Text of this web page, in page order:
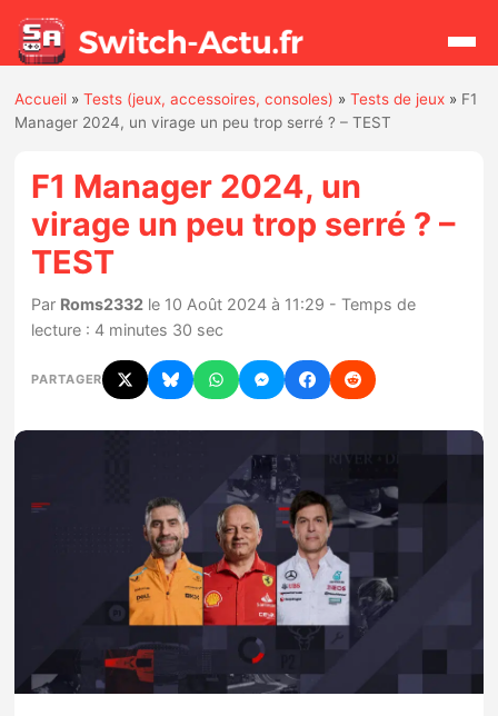
Rechercher
Actualités
Jeux
Hardware
Mises à jour
Chiffres de ventes
Nintendo Direct
Tests et previews
Tests de jeux
Accueil »Tests (jeux, accessoires, consoles) »Tests de jeux » F1
Manager 2024, un virage un peu trop serré ? – TEST
F1 Manager 2024, un
virage un peu trop serré ? –
TEST
Par Roms2332 le 10 Août 2024 à 11:29 - Temps de
lecture : 4 minutes 30 sec
PARTAGER